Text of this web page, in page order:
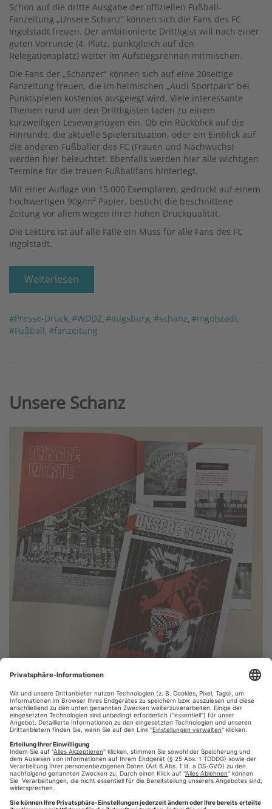
Schon auf die dritte Ausgabe der offiziellen Fußball-
Fanzeitung „Unsere Schanz“ können sich die Fans des FC
Ingolstadt freuen. Der ambitionierte Drittligist will nach einer
guten Vorrunde (4. Platz, punktgleich auf den
Relegationsplatz) weiter im Aufstiegsrennen mitmischen.
Die Fans der „Schanzer“ können sich auf eine 20seitige
Fanzeitung freuen, die im heimischen „Audi Sportpark“ bei
Punktspielen kostenlos ausgelegt wird. Viele interessante
Themen rund um den Drittligisten laden zu einem
kurzweiligen Lesevergnügen ein. Ob ein Rückblick auf die
Hinrunde, die aktuelle Spielersituation, oder ein Einblick auf
die anderen Fußballer des FC (Frauen und Nachwuchs)
werden hier beleuchtet. Ebenfalls werden hier alle wichtigen
Termine für die treuen Fußballfans hinterlegt.
Mit einer Auflage von 15.000 Exemplaren, gedruckt auf einem
hochwertigen 90g/m² Papier, besticht die beschnittene
Zeitung vor allem wegen ihrer hohen Druckqualität.
Die Lektüre ist auf alle Fälle ein Muss für alle Fans des FC
Ingolstadt.
Weiterlesen
#Presse-Druck #WDDZ #augsburg #schanz #ingolstadt
#Fußball #fanzeitung
Unsere Schanz
Von Daniela Meeß 5 years ago
Die 1. Ausgabe der offiziellen FC Ingolstadt Fußball
Fanzeitung
Weiterlesen